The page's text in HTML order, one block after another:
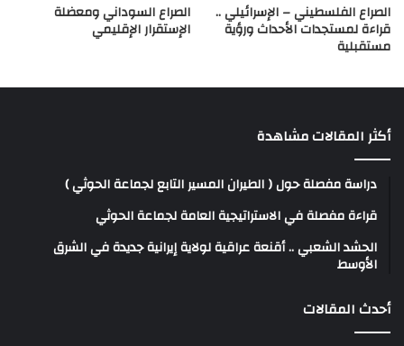
الصراع الفلسطيني – الإسرائيلي ..
قراءة لمستجدات الأحداث ورؤية
مستقبلية
الصراع السوداني ومعضلة
الإستقرار الإقليمي
أكثر المقالات مشاهدة
دراسة مفصلة حول ( الطيران المسير التابع لجماعة الحوثي )
قراءة مفصلة في الاستراتيجية العامة لجماعة الحوثي
الحشد الشعبي .. أقنعة عراقية لولاية إيرانية جديدة في الشرق
الأوسط
أحدث المقالات